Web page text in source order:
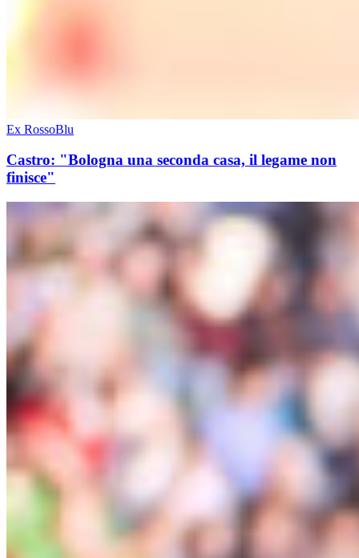
Ex RossoBlu
Castro: "Bologna una seconda casa, il legame non
finisce"